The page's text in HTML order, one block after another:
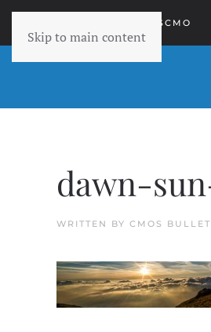
Skip to main content
RETOURNER À SCMO
dawn-
WRITTEN BY CMOS